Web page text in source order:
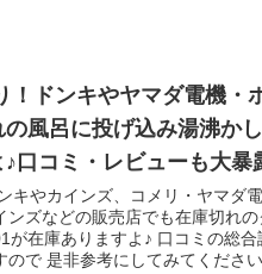
！ドンキやヤマダ電機・
風呂に投げ込み湯沸か
口コミ・レビューも大暴
キやカインズ、コメリ・ヤマダ
ンズなどの販売店でも在庫切れ
が在庫ありますよ♪ 口コミの総合
で 是非参考にしてみてください